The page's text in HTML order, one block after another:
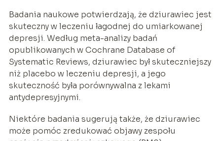
Badania naukowe potwierdzają, że dziurawiec jest
skuteczny w leczeniu łagodnej do umiarkowanej
depresji. Według meta-analizy badań
opublikowanych w Cochrane Database of
Systematic Reviews, dziurawiec był skuteczniejszy
niż placebo w leczeniu depresji, a jego
skuteczność była porównywalna z lekami
antydepresyjnymi.
Niektóre badania sugerują także, że dziurawiec
może pomóc zredukować objawy zespołu